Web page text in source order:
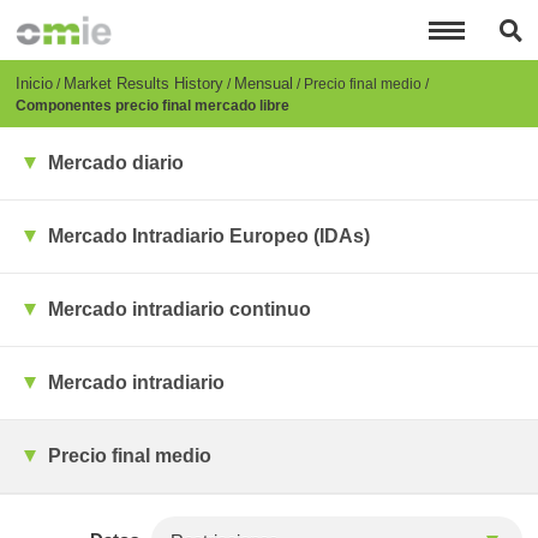
principal
Breadcrumb
Inicio Market Results History Mensual
Precio final medio
Componentes precio final mercado libre
Mercado diario
Mercado Intradiario Europeo (IDAs)
Mercado intradiario continuo
Mercado intradiario
Precio final medio